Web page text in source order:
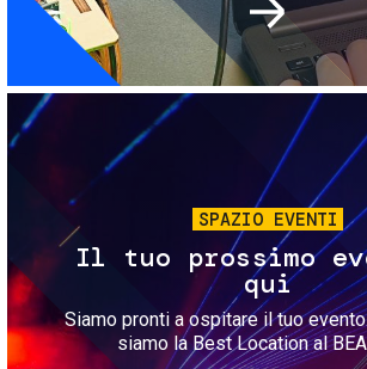
Immagine
SPAZIO EVENTI
Il tuo prossimo
qui
Siamo pronti a ospitare il tuo
siamo la Best Location al